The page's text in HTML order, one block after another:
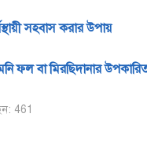
সহবাস করার উপায়
ফল বা মিরছিদানার
461